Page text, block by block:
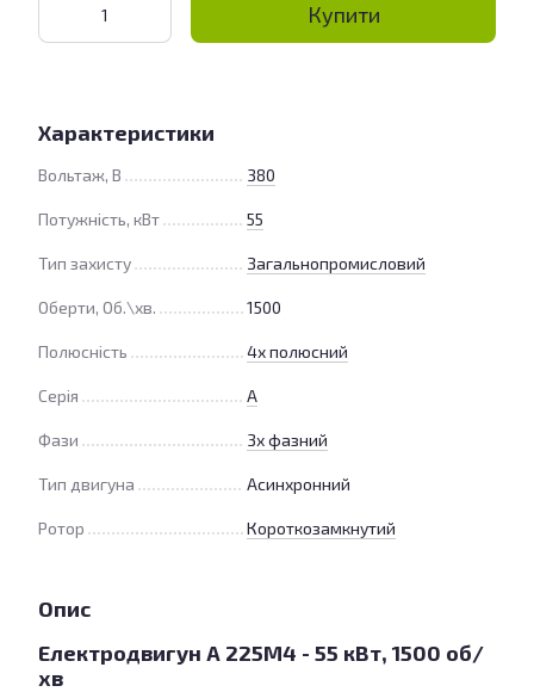
Купити
Характеристики
Вольтаж, В 380
Потужність, кВт 55
Тип захисту Загальнопромисловий
Оберти, Об.\хв. 1500
Полюсність 4х полюсний
Серія А
Фази 3х фазний
Тип двигуна Асинхронний
Ротор Короткозамкнутий
Опис
Електродвигун А 225M4 - 55 кВт, 1500 об/
хв